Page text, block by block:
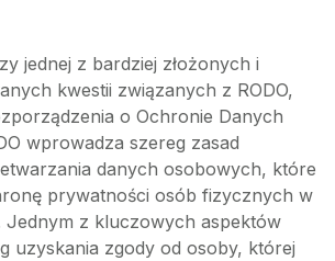
jednej z bardziej złożonych i
kwestii związanych z RODO,
o Ochronie Danych
wprowadza szereg zasad
danych osobowych, które
prywatności osób fizycznych w
Jednym z kluczowych aspektów
uzyskania zgody od osoby, której